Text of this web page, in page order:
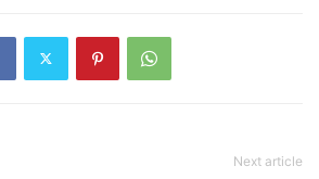
Next article